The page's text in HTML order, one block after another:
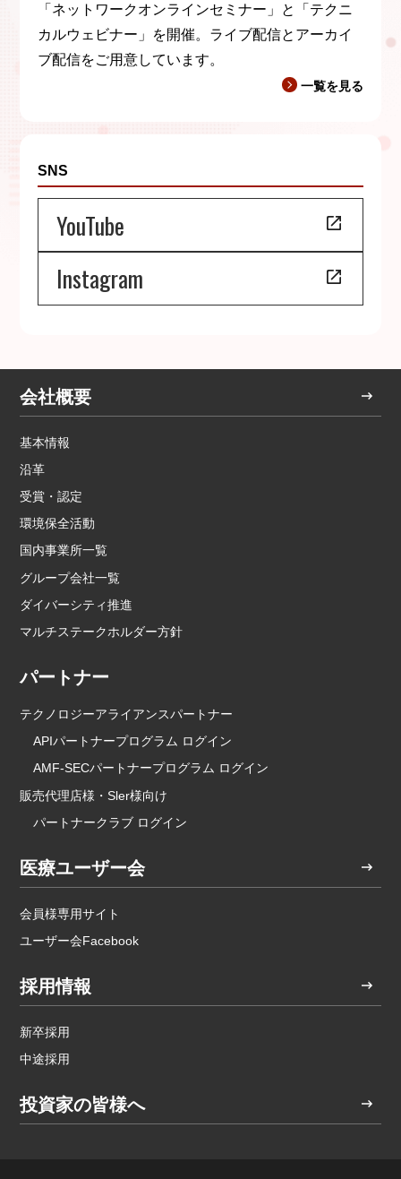
「ネットワークオンラインセミナー」と「テクニ
カルウェビナー」を開催。ライブ配信とアーカイ
ブ配信をご用意しています。
一覧を見る
SNS
YouTube
Instagram
会社概要
基本情報
沿革
受賞・認定
環境保全活動
国内事業所一覧
グループ会社一覧
ダイバーシティ推進
マルチステークホルダー方針
パートナー
テクノロジーアライアンスパートナー
APIパートナープログラム ログイン
AMF-SECパートナープログラム ログイン
販売代理店様・Sler様向け
パートナークラブ ログイン
医療ユーザー会
会員様専用サイト
ユーザー会Facebook
採用情報
新卒採用
中途採用
投資家の皆様へ